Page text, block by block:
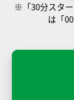
※「30分スタ
は「